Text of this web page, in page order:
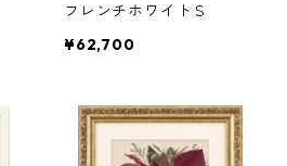
フレンチホワイトＳ
¥62,700